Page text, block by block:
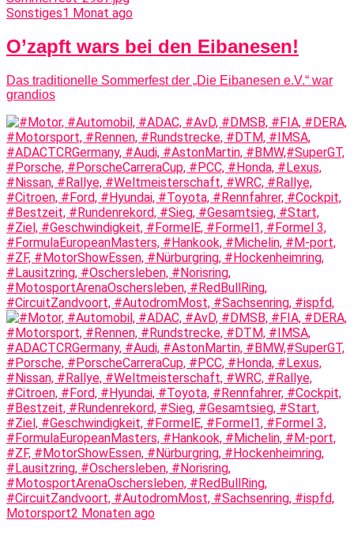
Sonstiges1 Monat ago
O’zapft wars bei den Eibanesen!
Das traditionelle Sommerfest der „Die Eibanesen e.V.“ war
grandios
Motorsport2 Monaten ago